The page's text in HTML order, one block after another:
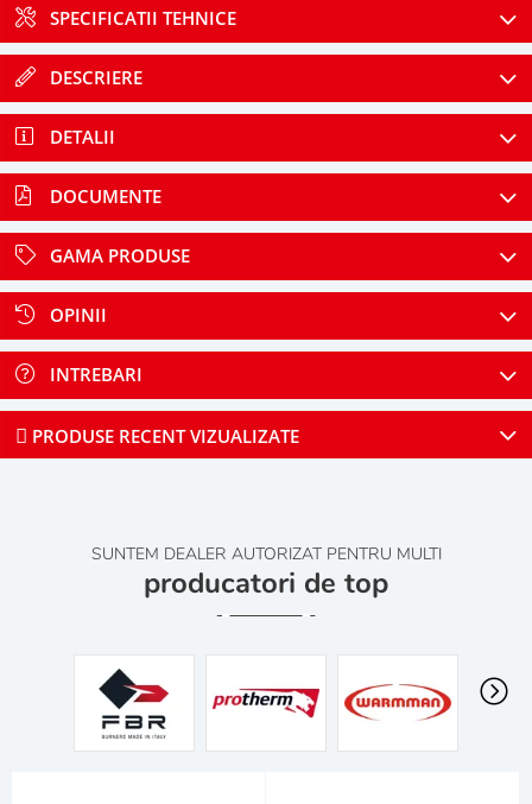
SPECIFICATII TEHNICE
DESCRIERE
DETALII
DOCUMENTE
GAMA PRODUSE
OPINII
INTREBARI
PRODUSE RECENT VIZUALIZATE
SUNTEM DEALER AUTORIZAT PENTRU MULTI
producatori de top